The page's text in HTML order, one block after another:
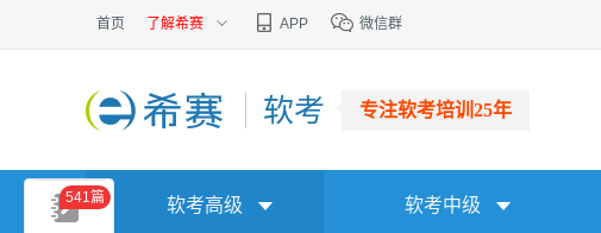
首页 了解希赛 APP 微信群
软考 专注软考培训25年
软考高级 软考中级
541篇